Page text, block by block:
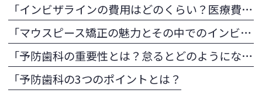
「インビザラインの費用はどのくらい？医療費控除の方法とメリットも併せて解説
「マウスピース矯正の魅力とその中でのインビザラインのメリットとは」
「予防歯科の重要性とは？怠るとどのようになる？」
「予防歯科の3つのポイントとは？